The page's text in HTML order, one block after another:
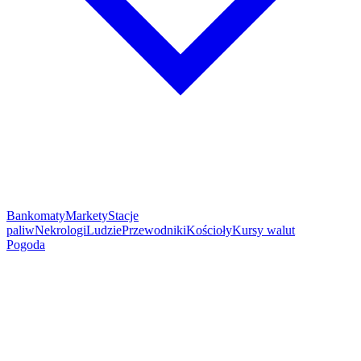
BankomatyMarketyStacje
paliwNekrologiLudziePrzewodnikiKościołyKursy walut
Pogoda